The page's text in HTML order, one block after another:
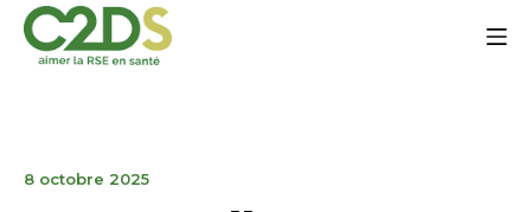
Zum
Inhalt
springen
8 octobre 20259